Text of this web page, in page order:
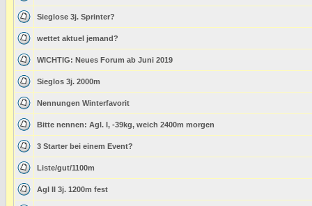
Sieglose 3j. Sprinter?
wettet aktuel jemand?
WICHTIG: Neues Forum ab Juni 2019
Sieglos 3j. 2000m
Nennungen Winterfavorit
Bitte nennen: Agl. I, -39kg, weich 2400m morgen
3 Starter bei einem Event?
Liste/gut/1100m
Agl II 3j. 1200m fest